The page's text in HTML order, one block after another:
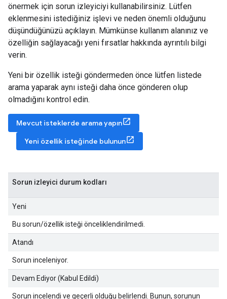
önermek için sorun izleyiciyi kullanabilirsiniz. Lütfen
eklenmesini istediğiniz işlevi ve neden önemli olduğunu
düşündüğünüzü açıklayın. Mümkünse kullanım alanınız ve
özelliğin sağlayacağı yeni fırsatlar hakkında ayrıntılı bilgi
verin.
Yeni bir özellik isteği göndermeden önce lütfen listede
arama yaparak aynı isteği daha önce gönderen olup
olmadığını kontrol edin.
Mevcut isteklerde arama yapın
Yeni özellik isteğinde bulunun
Sorun izleyici durum kodları
Yeni
Bu sorun/özellik isteği önceliklendirilmedi.
Atandı
Sorun inceleniyor.
Devam Ediyor (Kabul Edildi)
Sorun incelendi ve geçerli olduğu belirlendi. Bunun, sorunun